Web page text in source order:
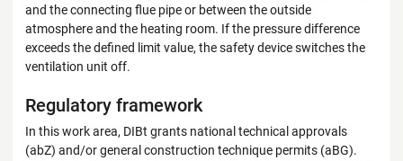
and the connecting flue pipe or between the outside
atmosphere and the heating room. If the pressure difference
exceeds the defined limit value, the safety device switches the
ventilation unit off.
Regulatory framework
In this work area, DIBt grants national technical approvals
(abZ) and/or general construction technique permits (aBG).